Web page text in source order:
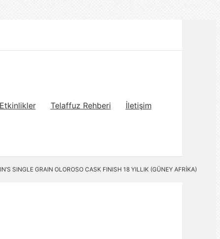
Telaffuz Rehberi İletişim
SINGLE GRAIN OLOROSO CASK FINISH 18 YILLIK (GÜNEY AFRİKA)